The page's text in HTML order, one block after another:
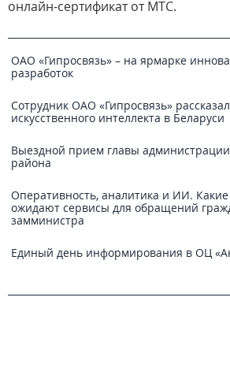
онлайн-сертификат от МТС.
ОАО «Гипросвязь» – на ярмарке
разработок
Сотрудник ОАО «Гипросвязь»
искусственного интеллекта в Беларуси
Выездной прием главы
района
Оперативность, аналитика и ИИ.
ожидают сервисы для обращений
замминистра
Единый день информирования в ОЦ